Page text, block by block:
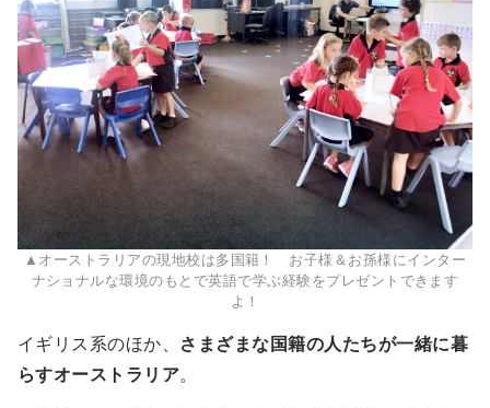
▲オーストラリアの現地校は多国籍！ お子様＆お孫様にインター
ナショナルな環境のもとで英語で学ぶ経験をプレゼントできます
よ！
イギリス系のほか、 さまざまな国籍の人たちが一緒に暮
らすオーストラリア。